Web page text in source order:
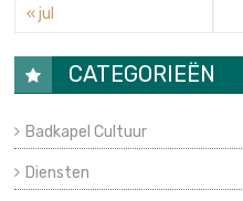
« jul
CATEGORIEËN
Badkapel Cultuur
Diensten